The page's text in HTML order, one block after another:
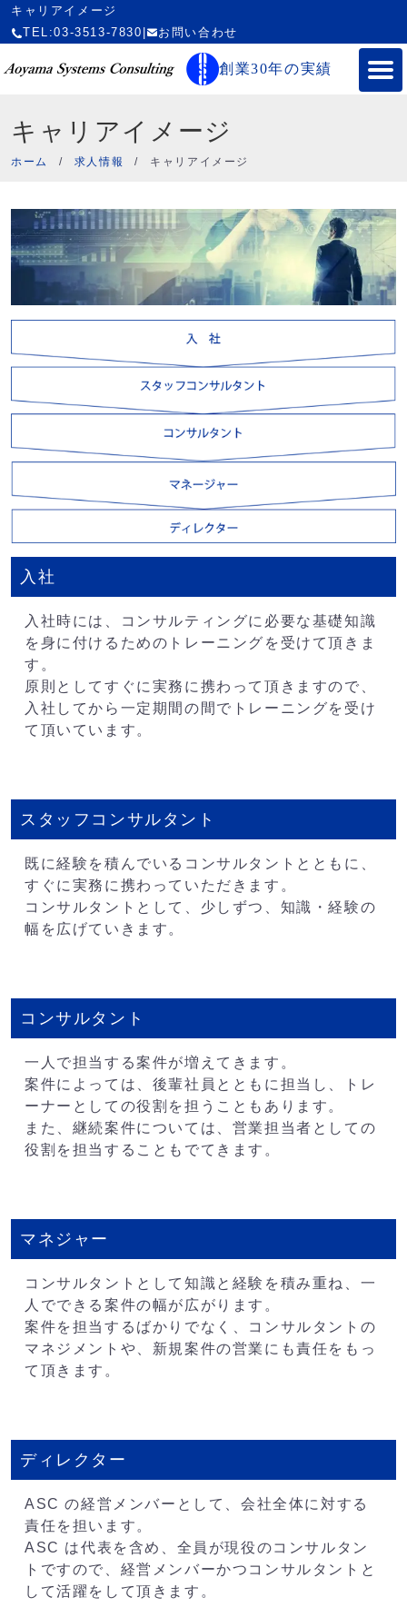
キャリアイメージ
TEL:03-3513-7830
お問い合わせ
創業30年の実績
キャリアイメージ
ホーム / 求人情報 / キャリアイメージ
入社
入社時には、コンサルティングに必要な基礎知識
を身に付けるためのトレーニングを受けて頂きま
す。
原則としてすぐに実務に携わって頂きますので、
入社してから一定期間の間でトレーニングを受け
て頂いています。
スタッフコンサルタント
既に経験を積んでいるコンサルタントとともに、
すぐに実務に携わっていただきます。
コンサルタントとして、少しずつ、知識・経験の
幅を広げていきます。
コンサルタント
一人で担当する案件が増えてきます。
案件によっては、後輩社員とともに担当し、トレ
ーナーとしての役割を担うこともあります。
また、継続案件については、営業担当者としての
役割を担当することもでてきます。
マネジャー
コンサルタントとして知識と経験を積み重ね、一
人でできる案件の幅が広がります。
案件を担当するばかりでなく、コンサルタントの
マネジメントや、新規案件の営業にも責任をもっ
て頂きます。
ディレクター
ASC の経営メンバーとして、会社全体に対する
責任を担います。
ASC は代表を含め、全員が現役のコンサルタン
トですので、経営メンバーかつコンサルタントと
して活躍をして頂きます。